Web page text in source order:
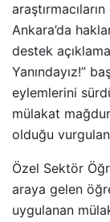
Ankara’da
destek
Yanındayız!”
eylemlerini
mülakat
olduğu
Özel Sektör
araya gelen
uygulanan